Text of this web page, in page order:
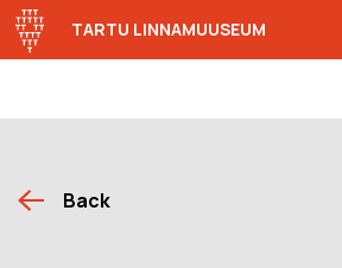
TARTU LINNAMUUSEUM
Back